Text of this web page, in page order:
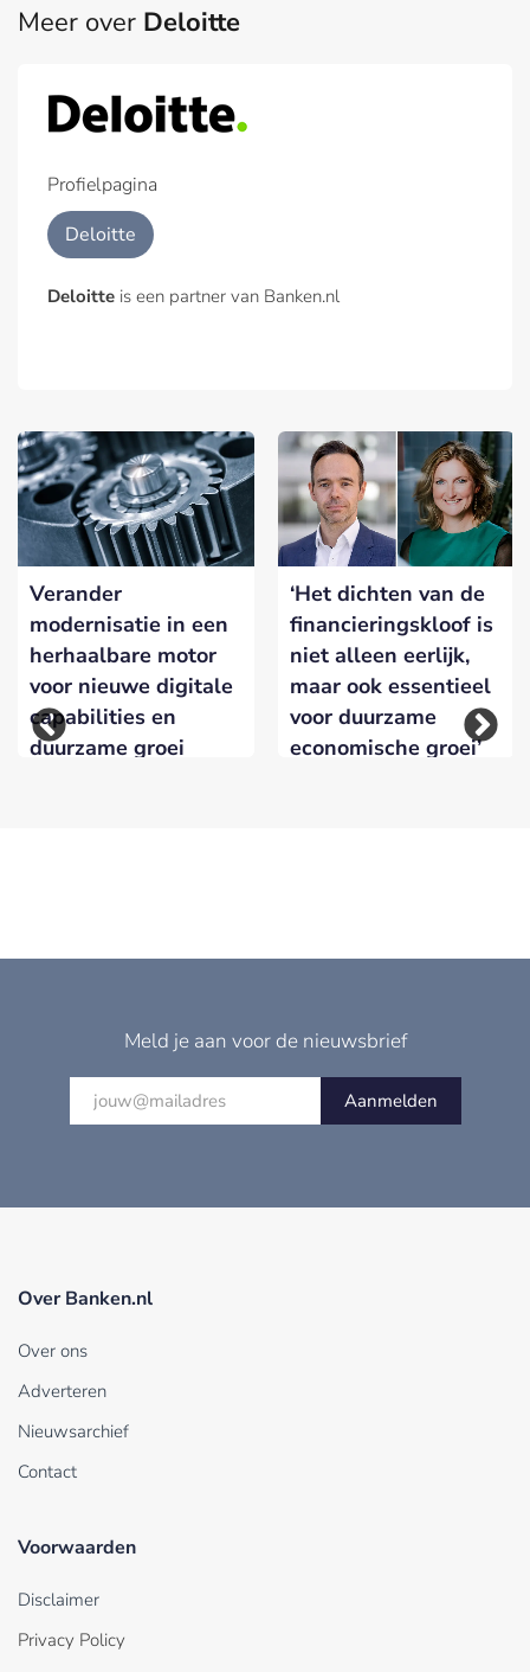
Meer over Deloitte
Profielpagina
Deloitte
Deloitte is een partner van Banken.nl
Verander
modernisatie in een
herhaalbare motor
voor nieuwe digitale
capabilities en
duurzame groei
‘Het dichten van de
financieringskloof is
niet alleen eerlijk,
maar ook essentieel
voor duurzame
economische groei’
Meld je aan voor de nieuwsbrief
Aanmelden
Over Banken.nl
Over ons
Adverteren
Nieuwsarchief
Contact
Voorwaarden
Disclaimer
Privacy Policy